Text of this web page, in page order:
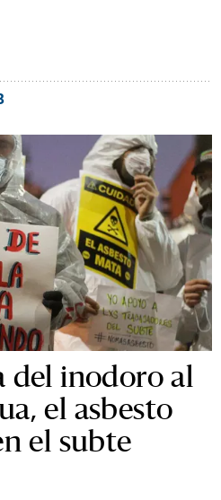
del inodoro al
el asbesto
el subte